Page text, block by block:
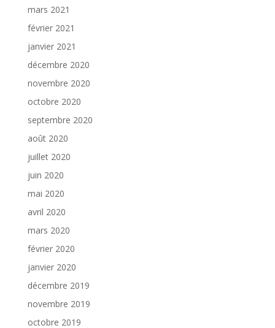
mars 2021
février 2021
janvier 2021
décembre 2020
novembre 2020
octobre 2020
septembre 2020
août 2020
juillet 2020
juin 2020
mai 2020
avril 2020
mars 2020
février 2020
janvier 2020
décembre 2019
novembre 2019
octobre 2019